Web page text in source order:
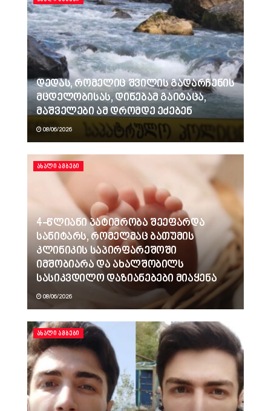
დედას, რომელიც შვილის გადარჩენის
მცდელობისას, დინებამ გაიტაცა,
მაშველები ამ დრომდე ეძებენ
08/06/2026
ᲐᲮᲐᲚᲘ ᲐᲛᲑᲔᲑᲘ
4-წლიანი პატიმრობა შეეფარდა
სანიტარს, რომელმაც ბათუმის
კლინიკის საპირფარეშოში
იმშობიარა და ახალშობილს
სასიკვდილო დაზიანებები მიაყენა
08/06/2026
ᲐᲮᲐᲚᲘ ᲐᲛᲑᲔᲑᲘ